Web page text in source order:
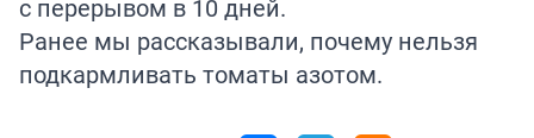
с перерывом в 10 дней.
Ранее мы рассказывали, почему нельзя
подкармливать томаты азотом.